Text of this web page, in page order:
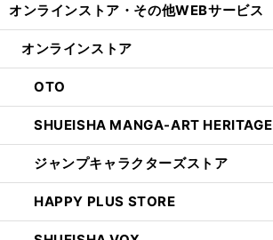
オンラインストア・ その他WEBサービス
オンラインストア
OTO
SHUEISHA MANGA-ART HERITAGE
ジャンプキャラクターズストア
HAPPY PLUS STORE